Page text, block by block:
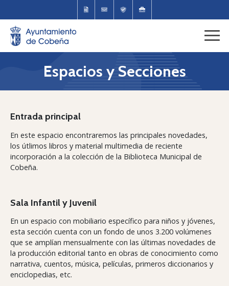
Espacios y Secciones
Entrada principal
En este espacio encontraremos las principales novedades,
los útlimos libros y material multimedia de reciente
incorporación a la colección de la Biblioteca Municipal de
Cobeña.
Sala Infantil y Juvenil
En un espacio con mobiliario específico para niños y jóvenes,
esta sección cuenta con un fondo de unos 3.200 volúmenes
que se amplían mensualmente con las últimas novedades de
la producción editorial tanto en obras de conocimiento como
narrativa, cuentos, música, películas, primeros diccionarios y
enciclopedias, etc.